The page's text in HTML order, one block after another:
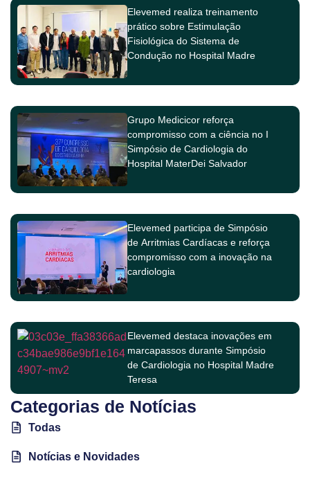
Elevemed realiza treinamento
prático sobre Estimulação
Fisiológica do Sistema de
Condução no Hospital Madre
Grupo Medicicor reforça
compromisso com a ciência no I
Simpósio de Cardiologia do
Hospital MaterDei Salvador
Elevemed participa de Simpósio
de Arritmias Cardíacas e reforça
compromisso com a inovação na
cardiologia
Elevemed destaca inovações em
marcapassos durante Simpósio
de Cardiologia no Hospital Madre
Teresa
Categorias de Notícias
Todas
Notícias e Novidades